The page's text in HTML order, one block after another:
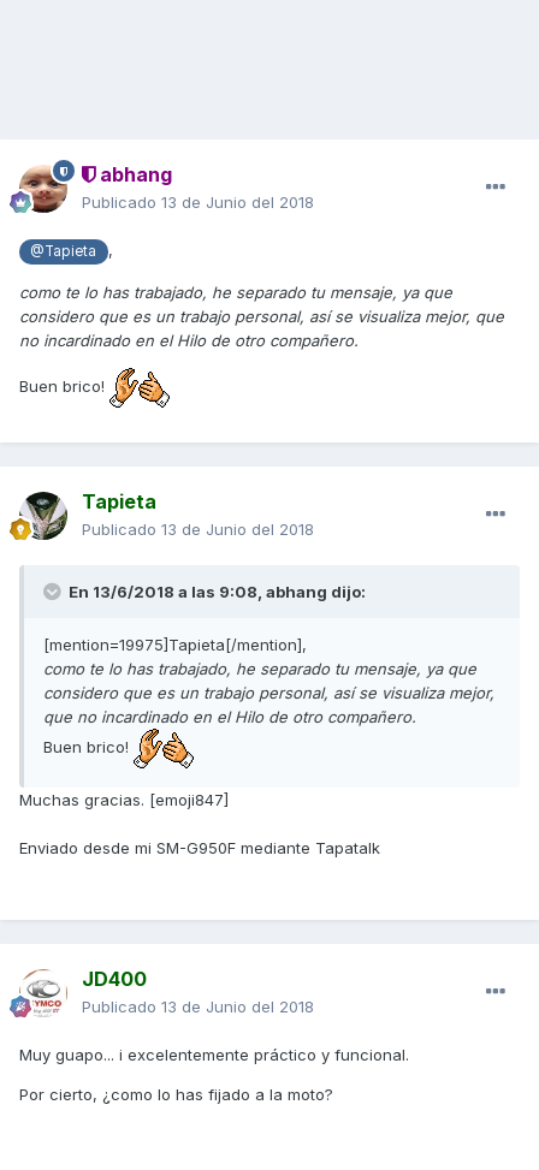
abhang
Publicado 13 de Junio del 2018
@Tapieta ,
como te lo has trabajado, he separado tu mensaje, ya que
considero que es un trabajo personal, así se visualiza mejor, que
no incardinado en elHilo de otro compañero.
Buen brico!
Tapieta
Publicado 13 de Junio del 2018
En 13/6/2018 a las 9:08, abhang dijo:
[mention=19975]Tapieta[/mention],
como te lo has trabajado, he separado tu mensaje, ya que
considero que es un trabajo personal, así se visualiza mejor,
que no incardinado en elHilo de otro compañero.
Buen brico!
Muchas gracias. [emoji847]
Enviado desde mi SM-G950F mediante Tapatalk
JD400
Publicado 13 de Junio del 2018
Muy guapo... i excelentemente práctico y funcional.
Por cierto, ¿como lo has fijado a la moto?